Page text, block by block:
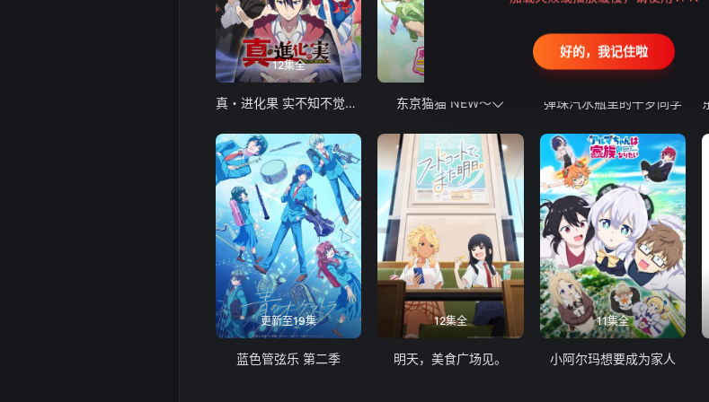
12集全
真・进化果 实不知不觉踏上胜利的人生 东京猫猫 NEW～♡ 弹珠汽水瓶里的千岁同学
更新至19集
蓝色管弦乐 第二季
12集全
明天，美食广场见。
11集全
小阿尔玛想要成为家人
好的，我记住啦